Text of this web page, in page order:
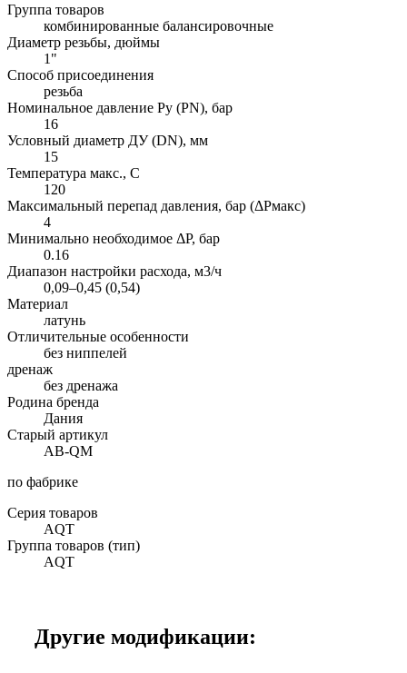
Группа товаров
комбинированные балансировочные
Диаметр резьбы, дюймы
1"
Способ присоединения
резьба
Номинальное давление Ру (PN), бар
16
Условный диаметр ДУ (DN), мм
15
Температура макс., С
120
Максимальный перепад давления, бар (ΔPмакс)
4
Минимально необходимое ΔP, бар
0.16
Диапазон настройки расхода, м3/ч
0,09–0,45 (0,54)
Материал
латунь
Отличительные особенности
без ниппелей
дренаж
без дренажа
Родина бренда
Дания
Старый артикул
AB-QM
по фабрике
Серия товаров
AQT
Группа товаров (тип)
AQT
Другие модификации: